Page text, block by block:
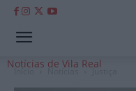
Notícias de Vila Real
Início Notícias Justiça